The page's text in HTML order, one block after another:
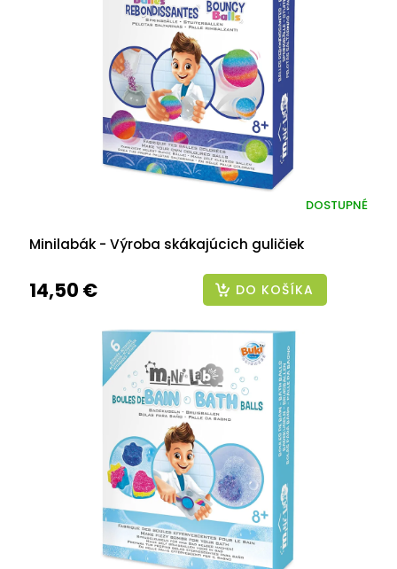
Minilabák - Výroba skákajúcich guličiek
DOSTUPNÉ
14,50 € DO KOŠÍKA